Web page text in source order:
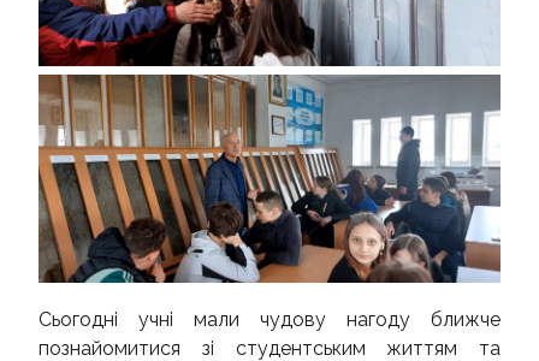
Сьогодні учні мали чудову нагоду ближче
познайомитися зі студентським життям та